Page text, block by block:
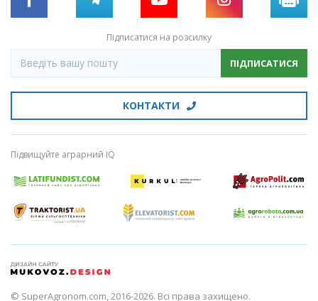
Підписатися на розсилку
ПІДПИСАТИСЯ
КОНТАКТИ
Підвищуйте аграрний IQ
© SuperAgronom.com, 2016-2026. Всі права захищено.